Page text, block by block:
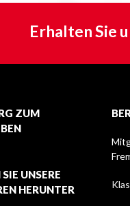
Erhalten Sie
ZUM
UNSERE
HERUNTER